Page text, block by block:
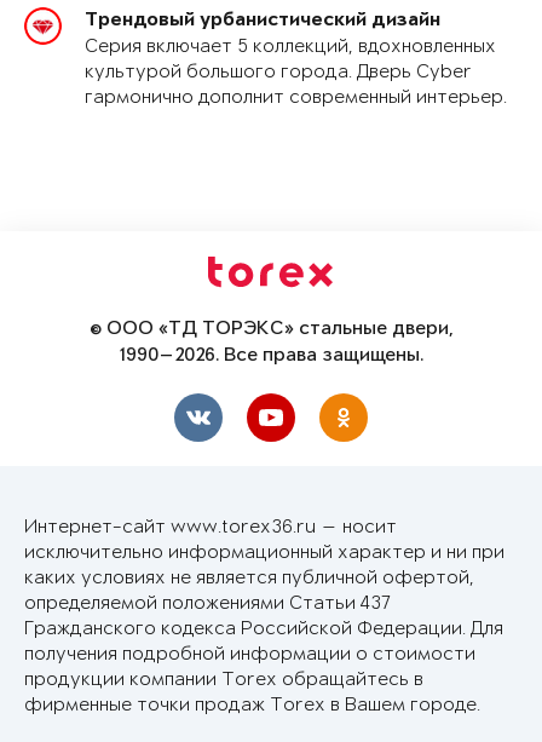
Трендовый урбанистический дизайн
Серия включает 5 коллекций, вдохновленных
культурой большого города. Дверь Cyber
гармонично дополнит современный интерьер.
© ООО «ТД ТОРЭКС» стальные двери,
1990—2026. Все права защищены.
Интернет-сайт www.torex36.ru — носит
исключительно информационный характер и ни при
каких условиях не является публичной офертой,
определяемой положениями Статьи 437
Гражданского кодекса Российской Федерации. Для
получения подробной информации о стоимости
продукции компании Torex обращайтесь в
фирменные точки продаж Torex в Вашем городе.